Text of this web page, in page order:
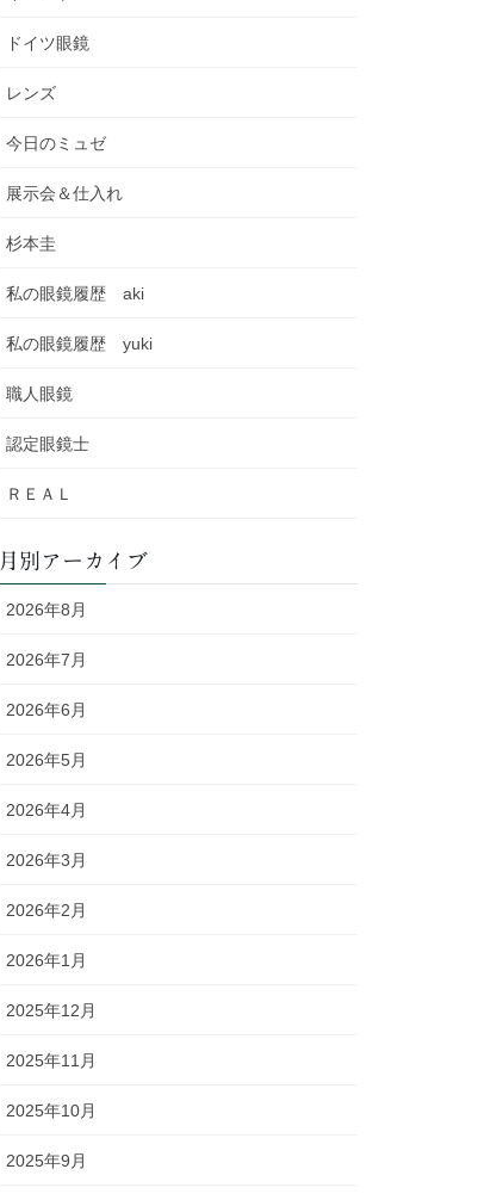
ドイツ眼鏡
レンズ
今日のミュゼ
展示会＆仕入れ
杉本圭
私の眼鏡履歴 aki
私の眼鏡履歴 yuki
職人眼鏡
認定眼鏡士
ＲＥＡＬ
月別アーカイブ
2026年8月
2026年7月
2026年6月
2026年5月
2026年4月
2026年3月
2026年2月
2026年1月
2025年12月
2025年11月
2025年10月
2025年9月